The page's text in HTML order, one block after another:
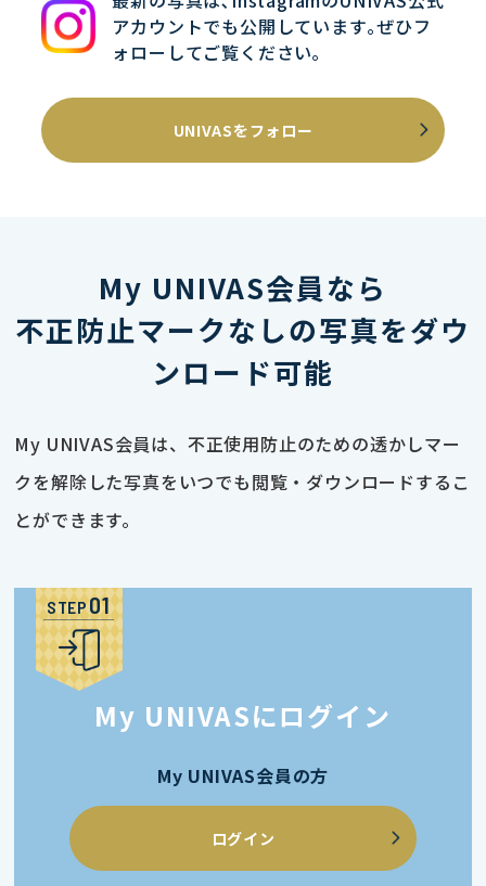
アカウントでも公開しています｡ぜひフ
ォローしてご覧ください｡
UNIVASをフォロー
My UNIVAS会員なら
不正防止マークなしの写真をダウ
ンロード可能
My UNIVAS会員は、不正使用防止のための透かしマー
クを解除した写真をいつでも閲覧・ダウンロードするこ
とができます。
STEP
My UNIVASにログイン
My UNIVAS会員の方
ログイン